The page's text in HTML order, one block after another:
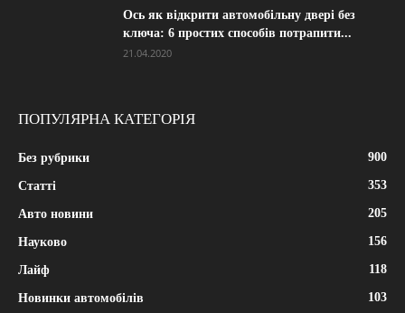
Ось як відкрити автомобільну двері без
ключа: 6 простих способів потрапити...
21.04.2020
ПОПУЛЯРНА КАТЕГОРІЯ
Без рубрики 900
Статті 353
Авто новини 205
Науково 156
Лайф 118
Новинки автомобілів 103